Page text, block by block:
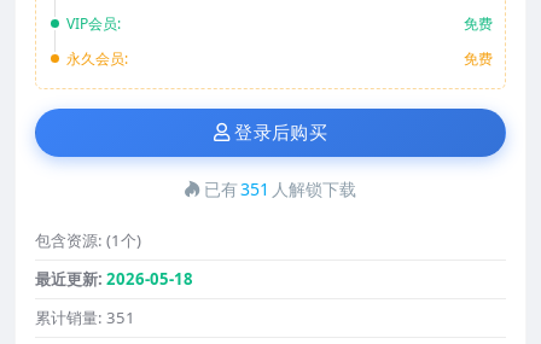
VIP会员:
免费
永久会员:
免费
登录后购买
已有351 人解锁下载
包含资源: (1个)
最近更新: 2026-05-18
累计销量: 351